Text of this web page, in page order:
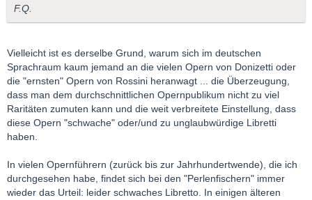
F.Q.
Vielleicht ist es derselbe Grund, warum sich im deutschen
Sprachraum kaum jemand an die vielen Opern von Donizetti oder
die "ernsten" Opern von Rossini heranwagt ... die Überzeugung,
dass man dem durchschnittlichen Opernpublikum nicht zu viel
Raritäten zumuten kann und die weit verbreitete Einstellung, dass
diese Opern "schwache" oder/und zu unglaubwürdige Libretti
haben.
In vielen Opernführern (zurück bis zur Jahrhundertwende), die ich
durchgesehen habe, findet sich bei den "Perlenfischern" immer
wieder das Urteil: leider schwaches Libretto. In einigen älteren